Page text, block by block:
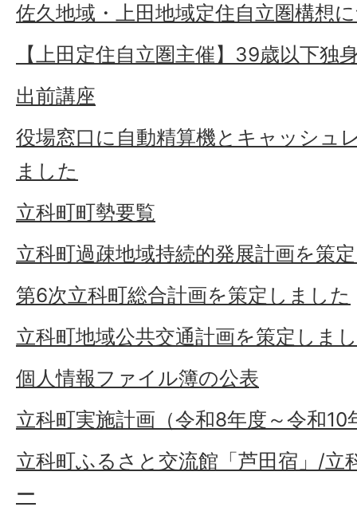
佐久地域・上田地域定住自立圏構想
【上田定住自立圏主催】39歳以下独
出前講座
役場窓口に自動精算機とキャッシュ
ました
立科町町勢要覧
立科町過疎地域持続的発展計画を策
第6次立科町総合計画を策定しました
立科町地域公共交通計画を策定しま
個人情報ファイル簿の公表
立科町実施計画（令和8年度～令和
立科町ふるさと交流館「芦田宿」/立
ー